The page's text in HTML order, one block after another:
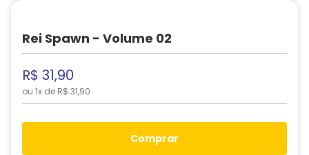
Rei Spawn - Volume 02
R$ 31,90
ou 1x de R$ 31,90
comprar